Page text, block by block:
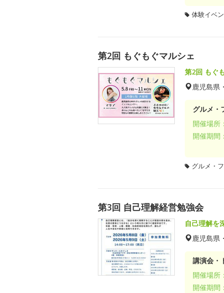
体験イベ
第2回 もぐもぐマルシェ
第2回 もぐ
鹿児島県
グルメ・
開催場所：
開催期間：
グルメ・
第3回 自己理解経営勉強会
自己理解を
鹿児島県
講演会・
開催場所：
開催期間：